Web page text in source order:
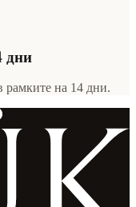
дни
рамките на 14 дни.